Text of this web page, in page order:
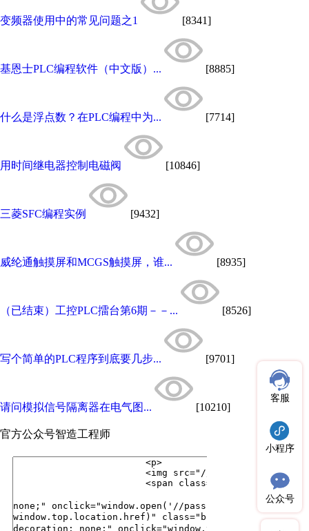
变频器使用中的常见问题之1 [8341]
基恩士PLC编程软件（中文版）... [8885]
什么是浮点数？在PLC编程中为... [7714]
用时间继电器控制电磁阀 [10846]
三菱SFC编程实例 [9432]
威纶通触摸屏和MCGS触摸屏，谁... [8935]
（已结束）工控PLC擂台第6期－－... [8526]
写个简单的PLC程序到底要几步... [9701]
请问模拟信号隔离器在电气图... [10210]
官方公众号智造工程师
客服
小程序
公众号